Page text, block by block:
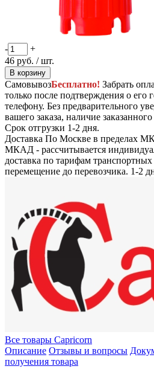
-
+
46 руб. / шт.
В корзину
СамовывозБесплатно! Забрать
только после подтверждения о его
телефону. Без предварительного
вашего заказа, наличие
Срок отгрузки 1-2 дня.
Доставка По Москве в пределах
МКАД - рассчитывается
доставка по тарифам
перемещение до перевозчика. 1-2
Все товары Capricorn
Описание Отзывы и вопросы
получения товара